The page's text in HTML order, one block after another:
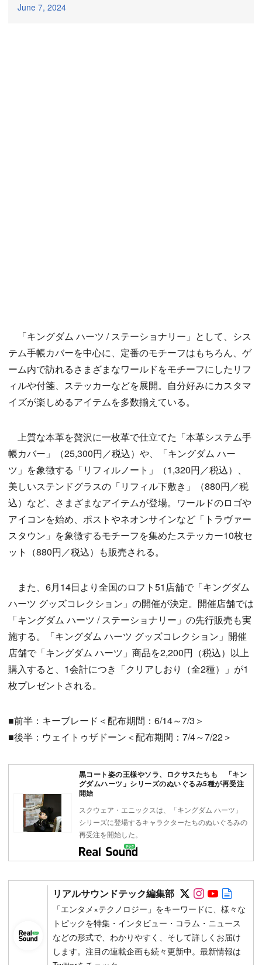
June 7, 2024
「キングダム ハーツ / ステーショナリー」として、シス
テム手帳カバーを中心に、定番のモチーフはもちろん、ゲ
ーム内で訪れるさまざまなワールドをモチーフにしたリフ
ィルや付箋、ステッカーなどを展開。自分好みにカスタマ
イズが楽しめるアイテムを多数揃えている。
上質な本革を贅沢に一枚革で仕立てた「本革システム手
帳カバー」（25,300円／税込）や、「キングダム ハー
ツ」を象徴する「リフィルノート」（1,320円／税込）、
美しいステンドグラスの「リフィル下敷き」（880円／税
込）など、さまざまなアイテムが登場。ワールドのロゴや
アイコンを始め、ポストやネオンサインなど「トラヴァー
スタウン」を象徴するモチーフを集めたステッカー10枚セ
ット（880円／税込）も販売される。
また、6月14日より全国のロフト51店舗で「キングダム
ハーツ グッズコレクション」の開催が決定。開催店舗では
「キングダム ハーツ / ステーショナリー」の先行販売も実
施する。「キングダム ハーツ グッズコレクション」開催
店舗で「キングダム ハーツ」商品を2,200円（税込）以上
購入すると、1会計につき「クリアしおり（全2種）」が1
枚プレゼントされる。
■前半：キーブレード＜配布期間：6/14～7/3＞
■後半：ウェイトゥザドーン＜配布期間：7/4～7/22＞
黒コート姿の王様やソラ、ロクサスたちも 「キン
グダムハーツ」シリーズのぬいぐるみ5種が再受注
開始
スクウェア・エニックスは、「キングダム ハーツ」
シリーズに登場するキャラクターたちのぬいぐるみの
再受注を開始した。
リアルサウンドテック編集部 Follow on
Follow on
Follow
「エンタメ×テクノロジー」をキーワードに、様々な
トピックを特集・インタビュー・コラム・ニュース
などの形式で、わかりやすく、そして詳しくお届け
します。注目の連載企画も続々更新中。最新情報は